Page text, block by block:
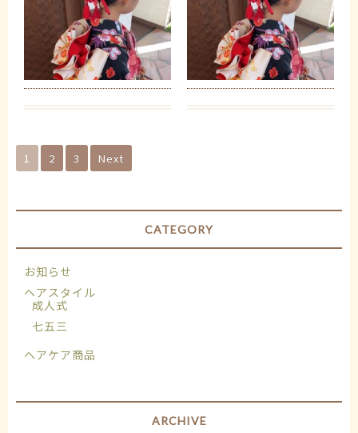
1 2 3 Next
CATEGORY
お知らせ
ヘアスタイル
成人式
七五三
ヘアケア商品
ARCHIVE